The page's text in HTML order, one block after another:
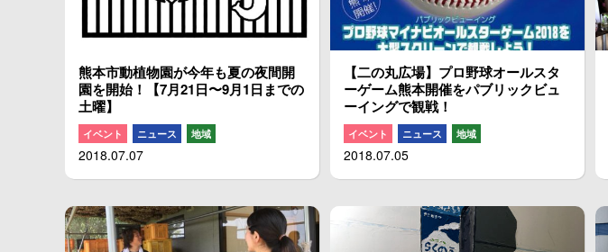
熊本市動植物園が今年も夏の夜間開
園を開始！【7月21日〜9月1日までの
土曜】
イベント ニュース 地域
2018.07.07
【二の丸広場】プロ野球オールスタ
ーゲーム熊本開催をパブリックビュ
ーイングで観戦！
イベント ニュース 地域
2018.07.05